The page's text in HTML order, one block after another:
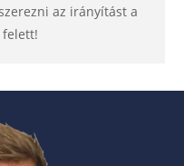
az irányítást a
felett!